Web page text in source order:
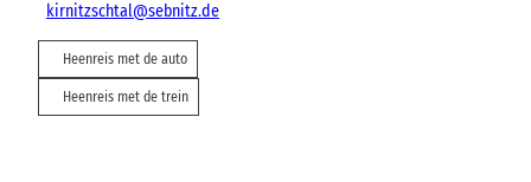
kirnitzschtal@sebnitz.de
Heenreis met de auto
Heenreis met de trein